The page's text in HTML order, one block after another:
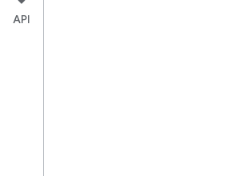
Ringkasan
API